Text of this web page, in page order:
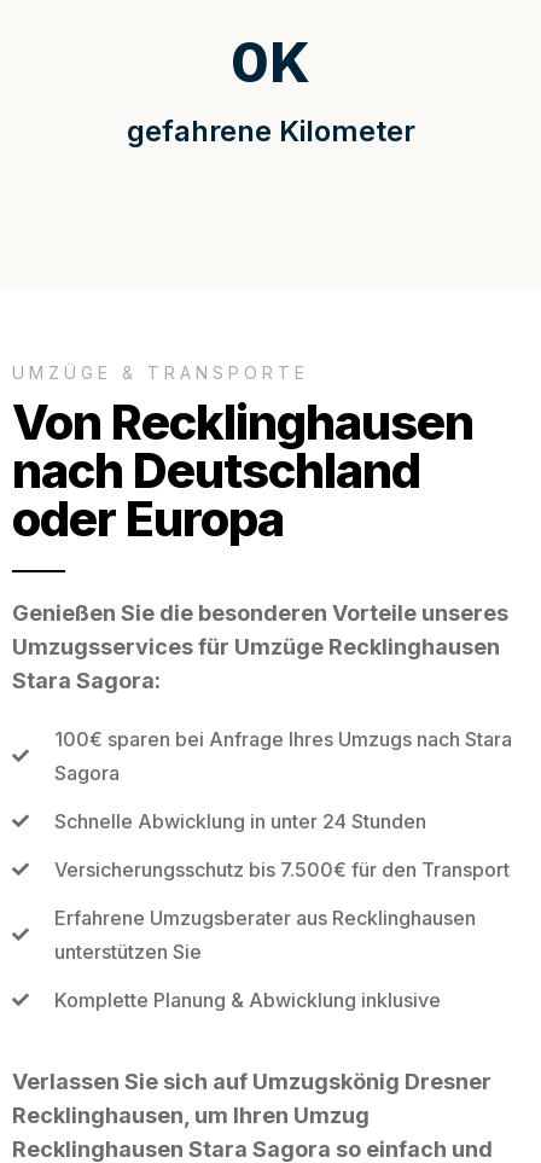
gefahrene Kilometer
0K
UMZÜGE & TRANSPORTE
Von Recklinghausen
nach Deutschland
oder Europa
Genießen Sie die besonderen Vorteile unseres
Umzugsservices für Umzüge Recklinghausen
Stara Sagora:
100€ sparen bei Anfrage Ihres Umzugs nach Stara
Sagora
Schnelle Abwicklung in unter 24 Stunden
Versicherungsschutz bis 7.500€ für den Transport
Erfahrene Umzugsberater aus Recklinghausen
unterstützen Sie
Komplette Planung & Abwicklung inklusive
Verlassen Sie sich auf Umzugskönig Dresner
Recklinghausen, um Ihren Umzug
Recklinghausen Stara Sagora so einfach und